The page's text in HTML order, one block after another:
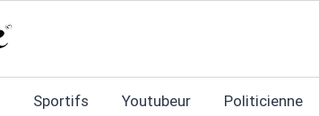
Sportifs Youtubeur Politicienne